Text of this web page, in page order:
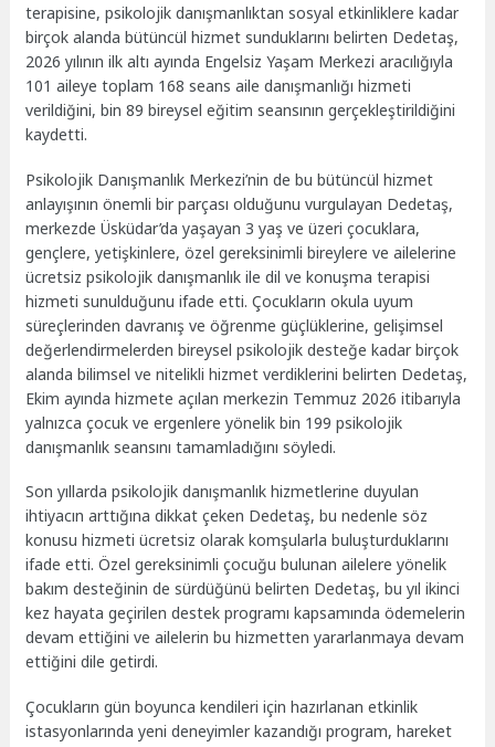
terapisine, psikolojik danışmanlıktan sosyal etkinliklere kadar
birçok alanda bütüncül hizmet sunduklarını belirten Dedetaş,
2026 yılının ilk altı ayında Engelsiz Yaşam Merkezi aracılığıyla
101 aileye toplam 168 seans aile danışmanlığı hizmeti
verildiğini, bin 89 bireysel eğitim seansının gerçekleştirildiğini
kaydetti.
Psikolojik Danışmanlık Merkezi’nin de bu bütüncül hizmet
anlayışının önemli bir parçası olduğunu vurgulayan Dedetaş,
merkezde Üsküdar’da yaşayan 3 yaş ve üzeri çocuklara,
gençlere, yetişkinlere, özel gereksinimli bireylere ve ailelerine
ücretsiz psikolojik danışmanlık ile dil ve konuşma terapisi
hizmeti sunulduğunu ifade etti. Çocukların okula uyum
süreçlerinden davranış ve öğrenme güçlüklerine, gelişimsel
değerlendirmelerden bireysel psikolojik desteğe kadar birçok
alanda bilimsel ve nitelikli hizmet verdiklerini belirten Dedetaş,
Ekim ayında hizmete açılan merkezin Temmuz 2026 itibarıyla
yalnızca çocuk ve ergenlere yönelik bin 199 psikolojik
danışmanlık seansını tamamladığını söyledi.
Son yıllarda psikolojik danışmanlık hizmetlerine duyulan
ihtiyacın arttığına dikkat çeken Dedetaş, bu nedenle söz
konusu hizmeti ücretsiz olarak komşularla buluşturduklarını
ifade etti. Özel gereksinimli çocuğu bulunan ailelere yönelik
bakım desteğinin de sürdüğünü belirten Dedetaş, bu yıl ikinci
kez hayata geçirilen destek programı kapsamında ödemelerin
devam ettiğini ve ailelerin bu hizmetten yararlanmaya devam
ettiğini dile getirdi.
Çocukların gün boyunca kendileri için hazırlanan etkinlik
istasyonlarında yeni deneyimler kazandığı program, hareket